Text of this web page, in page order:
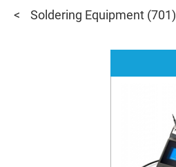
Soldering Equipment (701)